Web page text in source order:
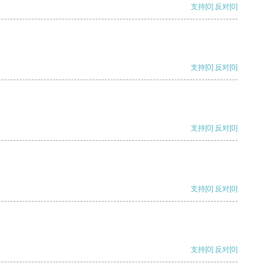
支持[0] 反对[0]
支持[0] 反对[0]
支持[0] 反对[0]
支持[0] 反对[0]
支持[0] 反对[0]